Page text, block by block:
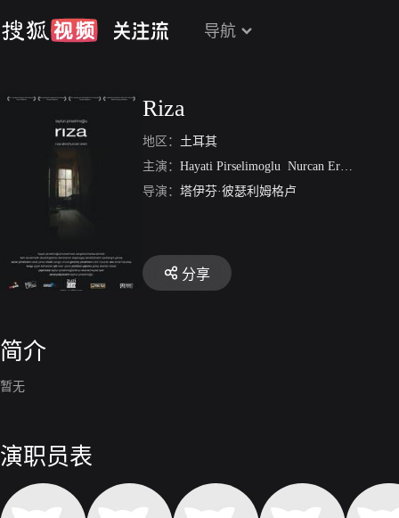
导航
Riza
地区： 土耳其
主演： Hayati Pirselimoglu Nurcan Eren
导演： 塔伊芬·彼瑟利姆格卢
分享
简介
暂无
演职员表